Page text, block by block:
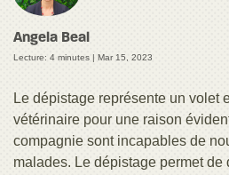
Angela Beal
Lecture: 4 minutes | Mar 15, 2023
Le dépistage représente un volet
vétérinaire pour une raison
compagnie sont incapables de
malades. Le dépistage permet